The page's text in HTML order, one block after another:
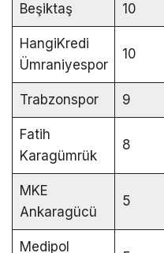
Beşiktaş 10
HangiKredi
Ümraniyespor
10
Trabzonspor 9
Fatih
Karagümrük
8
MKE
Ankaragücü
5
Medipol